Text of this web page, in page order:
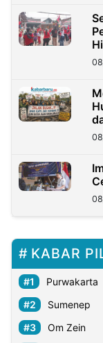
KABAR
Purwakarta
Sumenep
Om Zein